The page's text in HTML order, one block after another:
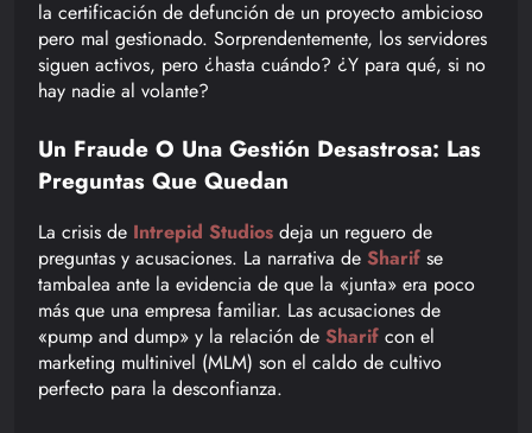
la certificación de defunción de un proyecto ambicioso
pero mal gestionado. Sorprendentemente, los servidores
siguen activos, pero ¿hasta cuándo? ¿Y para qué, si no
hay nadie al volante?
Un Fraude O Una Gestión Desastrosa: Las
Preguntas Que Quedan
La crisis de Intrepid Studios deja un reguero de
preguntas y acusaciones. La narrativa de Sharif se
tambalea ante la evidencia de que la «junta» era poco
más que una empresa familiar. Las acusaciones de
«pump and dump» y la relación de Sharif con el
marketing multinivel (MLM) son el caldo de cultivo
perfecto para la desconfianza.